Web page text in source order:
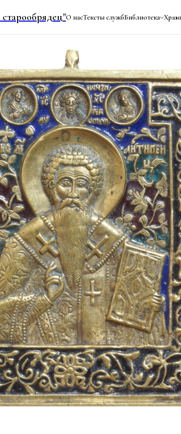
О насТексты службБиблиотека